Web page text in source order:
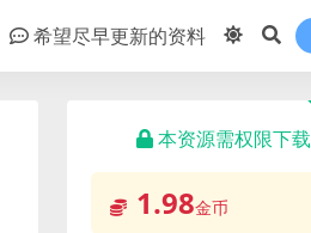
希望尽早更新的资料
本资源需权限下载
1.98金币